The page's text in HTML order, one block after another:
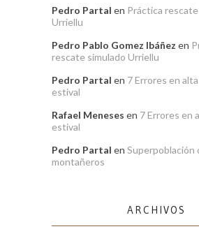
Pedro Partal en Práctica
Urriellu
Pedro Pablo Gomez Ibáñez en
rescate simulado Urriellu
Pedro Partal en 7 Errores en
estival
Rafael Meneses en 7 Errores en
estival
Pedro Partal en Superpoblación
montañeros
ARCHIVOS